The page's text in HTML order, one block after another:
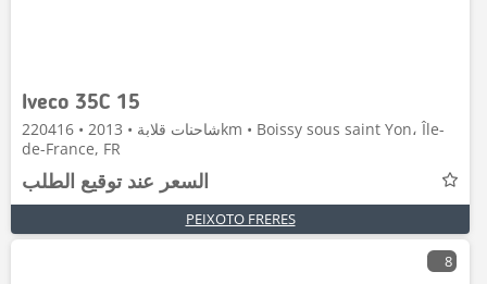
Iveco 35C 15
شاحنات قلابة • 2013 • 220416km • Boissy sous saint Yon، Île-
de-France, FR
السعر عند توقيع الطلب
PEIXOTO FRERES
8